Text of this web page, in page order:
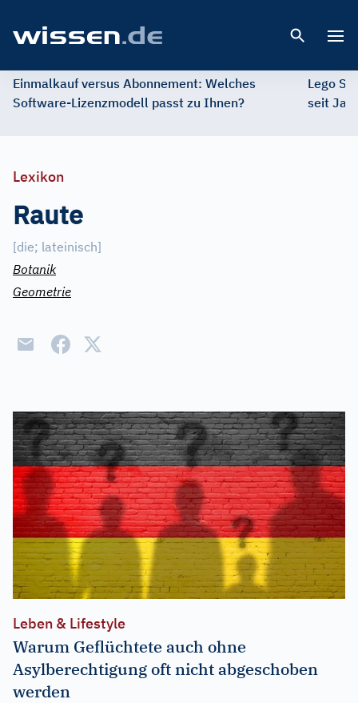
Einmalkauf versus Abonnement: Welches
Software-Lizenzmodell passt zu Ihnen?
Lego
seit
Lexikon
Raute
[die; lateinisch]
Botanik
Geometrie
Leben & Lifestyle
Warum Geflüchtete auch ohne
Asylberechtigung oft nicht abgeschoben
werden